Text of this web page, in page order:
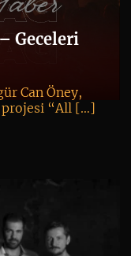
Geceleri
Can Öney,
“All […]